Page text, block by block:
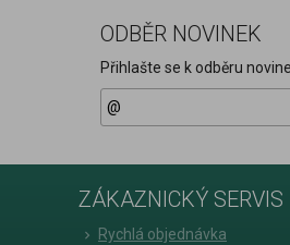
ODBĚR NOVINEK
Přihlašte se k odběru
ZÁKAZNICKÝ SERVIS
Rychlá objednávka